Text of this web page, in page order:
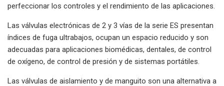
perfeccionar los controles y el rendimiento de las aplicaciones.
Las válvulas electrónicas de 2 y 3 vías de la serie ES presentan
índices de fuga ultrabajos, ocupan un espacio reducido y son
adecuadas para aplicaciones biomédicas, dentales, de control
de oxígeno, de control de presión y de sistemas portátiles.
Las válvulas de aislamiento y de manguito son una alternativa a